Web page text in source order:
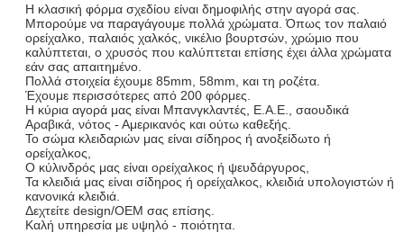
Η κλασική φόρμα σχεδίου είναι δημοφιλής στην αγορά σας.
Μπορούμε να παραγάγουμε πολλά χρώματα. Όπως τον παλαιό
ορείχαλκο, παλαιός χαλκός, νικέλιο βουρτσών, χρώμιο που
καλύπτεται, ο χρυσός που καλύπτεται επίσης έχει άλλα χρώματα
εάν σας απαιτημένο.
Πολλά στοιχεία έχουμε 85mm, 58mm, και τη ροζέτα.
Έχουμε περισσότερες από 200 φόρμες.
Η κύρια αγορά μας είναι Μπανγκλαντές, Ε.Α.Ε., σαουδικά
Αραβικά, νότος - Αμερικανός και ούτω καθεξής.
Το σώμα κλειδαριών μας είναι σίδηρος ή ανοξείδωτο ή
ορείχαλκος,
Ο κύλινδρός μας είναι ορείχαλκος ή ψευδάργυρος,
Τα κλειδιά μας είναι σίδηρος ή ορείχαλκος, κλειδιά υπολογιστών ή
κανονικά κλειδιά.
Δεχτείτε design/OEM σας επίσης.
Καλή υπηρεσία με υψηλό - ποιότητα.